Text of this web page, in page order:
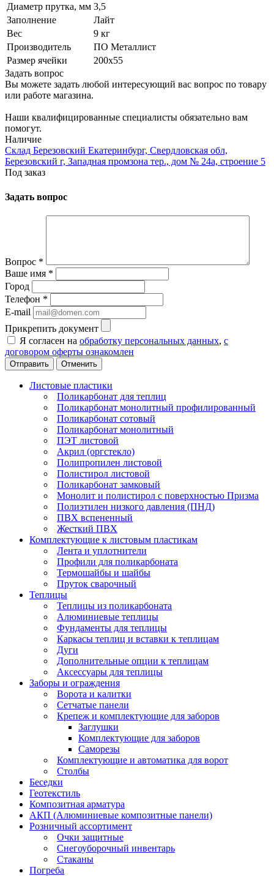
Диаметр прутка, мм 3,5
Заполнение
Лайт
Вес
9 кг
Производитель
ПО Металлист
Размер ячейки
200х55
Задать вопрос
Вы можете задать любой интересующий вас вопрос по товару
или работе магазина.
Наши квалифицированные специалисты обязательно вам
помогут.
Наличие
Склад Березовский Екатеринбург, Свердловская обл,
Березовский г, Западная промзона тер., дом № 24а, строение 5
Под заказ
Задать вопрос
Вопрос *
Ваше имя *
Город
Телефон *
E-mail
Прикрепить документ
Я согласен на обработку персональных данных, с
договором оферты ознакомлен
Отменить
Листовые пластики
Поликарбонат для теплиц
Поликарбонат монолитный профилированный
Поликарбонат сотовый
Поликарбонат монолитный
ПЭТ листовой
Акрил (оргстекло)
Полипропилен листовой
Полистирол листовой
Поликарбонат замковый
Монолит и полистирол с поверхностью Призма
Полиэтилен низкого давления (ПНД)
ПВХ вспененный
Жесткий ПВХ
Комплектующие к листовым пластикам
Лента и уплотнители
Профили для поликарбоната
Термошайбы и шайбы
Пруток сварочный
Теплицы
Теплицы из поликарбоната
Алюминиевые теплицы
Фундаменты для теплицы
Каркасы теплиц и вставки к теплицам
Дуги
Дополнительные опции к теплицам
Аксессуары для теплицы
Заборы и ограждения
Ворота и калитки
Сетчатые панели
Крепеж и комплектующие для заборов
Заглушки
Комплектующие для заборов
Саморезы
Комплектующие и автоматика для ворот
Столбы
Беседки
Геотекстиль
Композитная арматура
АКП (Алюминиевые композитные панели)
Розничный ассортимент
Очки защитные
Снегоуборочный инвентарь
Стаканы
Погреба